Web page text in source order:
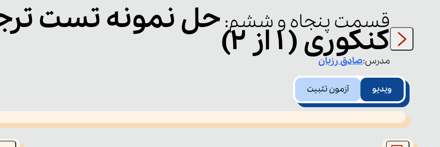
قسمت پنجاه و ششم:حل نمونه تست
کنکوری ( ۱ از ۲)
مدرس:صادقرزبان
ویدیو آزمون تثبیت
This
is
window.